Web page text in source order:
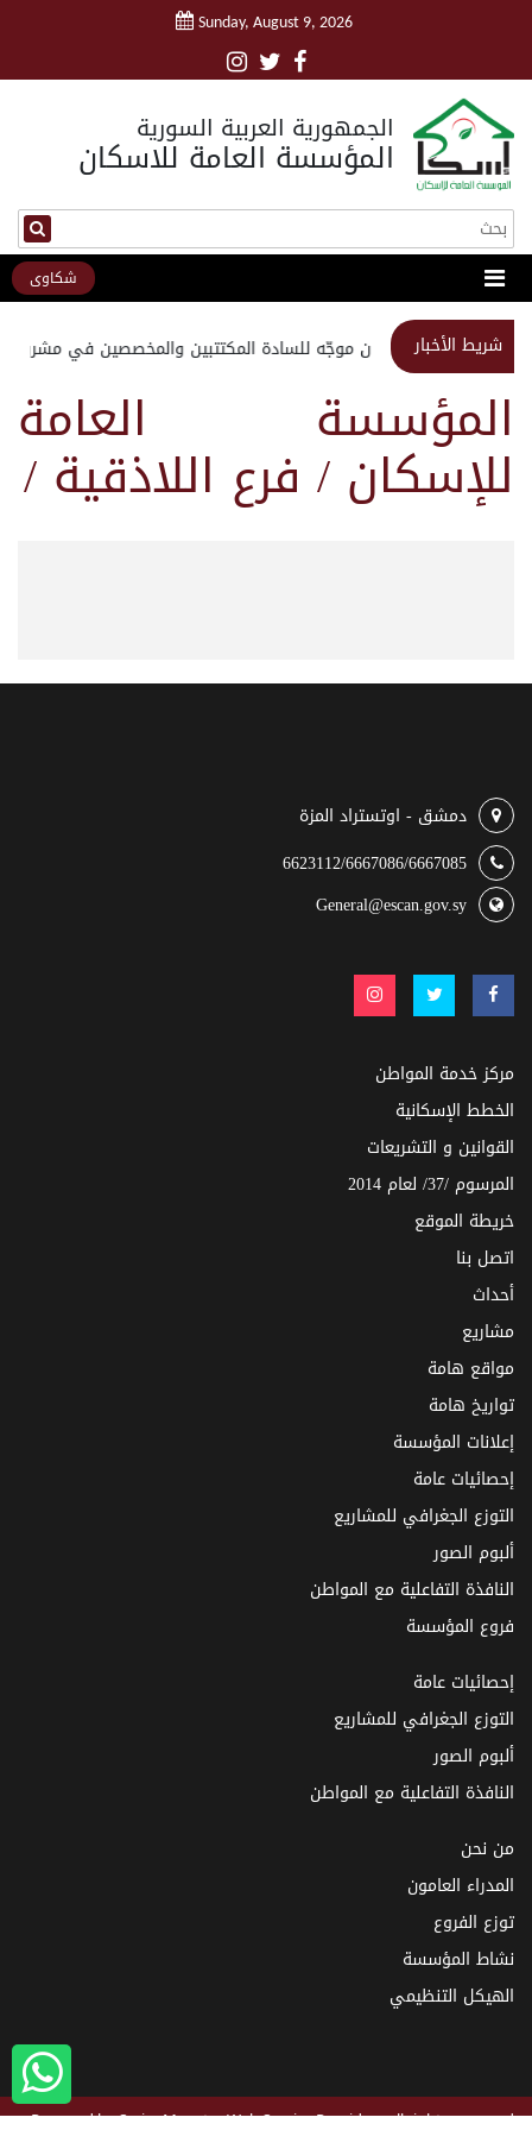
Sunday, August 9, 2026
الجمهورية العربية السورية
المؤسسة العامة للاسكان
شكاوى
شريط الأخباراستبيان موجّه للسادة المكتتبين والمخصصين في مشروع
المؤسسة العامة
للإسكان / فرع اللاذقية /
دمشق - اوتستراد المزة
6623112/6667086/6667085
General@escan.gov.sy
مركز خدمة المواطن
الخطط الإسكانية
القوانين و التشريعات
المرسوم /37/ لعام 2014
خريطة الموقع
اتصل بنا
أحداث
مشاريع
مواقع هامة
تواريخ هامة
إعلانات المؤسسة
إحصائيات عامة
التوزع الجغرافي للمشاريع
ألبوم الصور
النافذة التفاعلية مع المواطن
فروع المؤسسة
إحصائيات عامة
التوزع الجغرافي للمشاريع
ألبوم الصور
النافذة التفاعلية مع المواطن
من نحن
المدراء العامون
توزع الفروع
نشاط المؤسسة
الهيكل التنظيمي
Powered bySyrianMonsterWeb Service Provider - all rights reserved